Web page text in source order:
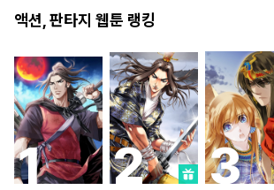
액션, 판타지 웹툰 랭킹